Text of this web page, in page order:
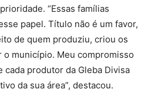
“Essas famílias
papel. Título não é um favor,
de quem produziu, criou os
município. Meu compromisso
produtor da Gleba Divisa
da sua área”, destacou.